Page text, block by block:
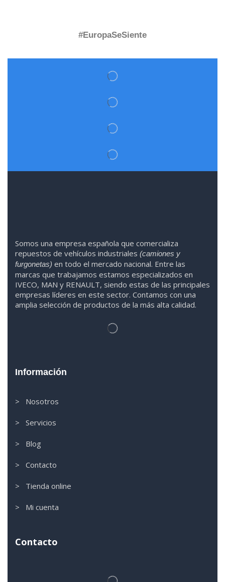
#EuropaSeSiente
Somos una empresa española que comercializa
repuestos de vehículos industriales (camiones y
furgonetas) en todo el mercado nacional. Entre las
marcas que trabajamos estamos especializados en
IVECO, MAN y RENAULT, siendo estas de las principales
empresas líderes en este sector. Contamos con una
amplia selección de productos de la más alta calidad.
Información
> Nosotros
> Servicios
> Blog
> Contacto
> Tienda online
> Mi cuenta
Contacto